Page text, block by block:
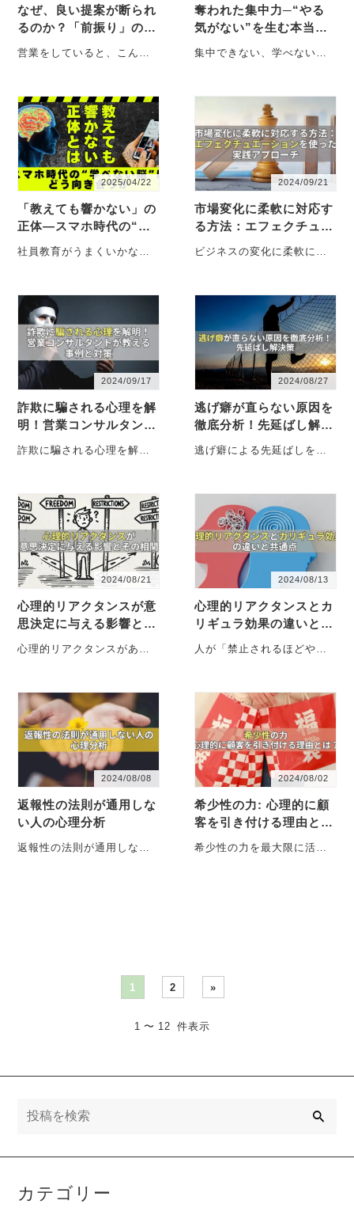
なぜ、良い提案が断られ
るのか？「前振り」の効
果的な使い方【不動産売
買 仲介営業】
営業をしていると、こんな
様の反応・・・
奪われた集中力─“やる
気がない”を生む本当の
原因
集中できない、学べない。
ん。成長を止めないため
2025/04/22
「教えても響かない」の
正体―スマホ時代の“学
べない脳”にどう向き合
うか
社員教育がうまくいかない
「学べない脳」の正体と、
今こ・・・
2024/09/21
市場変化に柔軟に対応す
る方法：エフェクチュエ
ーションを使った実践ア
プローチ
ビジネスの変化に柔軟に対
金不足や不確実な市場で、
2024/09/17
詐欺に騙される心理を解
明！営業コンサルタント
が教える事例と対策
詐欺に騙される心理を解
に、巧妙な心理操作とその
対策を・・・
2024/08/27
逃げ癖が直らない原因を
徹底分析！先延ばし解決
策
逃げ癖による先延ばしを徹
る。自己認識から目標設定
まで・・・
2024/08/21
心理的リアクタンスが意
思決定に与える影響とそ
の相関
心理的リアクタンスがあな
か？この記事では、その原
因か・・・
2024/08/13
心理的リアクタンスとカ
リギュラ効果の違いと共
通点
人が「禁止されるほどやり
ラ効果。両者の違いや共通
点、・・・
2024/08/08
返報性の法則が通用しな
い人の心理分析
返報性の法則が通用しない
2024/08/02
希少性の力: 心理的に顧
客を引き付ける理由と
は？
希少性の力を最大限に活用
1 2 »
1 〜 12 件表示
カテゴリー